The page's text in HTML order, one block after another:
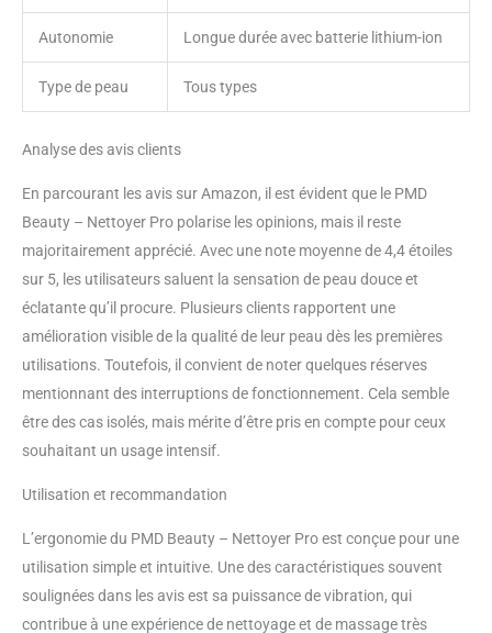
Autonomie Longue durée avec batterie lithium-ion
Type de peau Tous types
Analyse des avis clients
En parcourant les avis sur Amazon, il est évident que le PMD
Beauty – Nettoyer Pro polarise les opinions, mais il reste
majoritairement apprécié. Avec une note moyenne de 4,4 étoiles
sur 5, les utilisateurs saluent la sensation de peau douce et
éclatante qu’il procure. Plusieurs clients rapportent une
amélioration visible de la qualité de leur peau dès les premières
utilisations. Toutefois, il convient de noter quelques réserves
mentionnant des interruptions de fonctionnement. Cela semble
être des cas isolés, mais mérite d’être pris en compte pour ceux
souhaitant un usage intensif.
Utilisation et recommandation
L’ergonomie du PMD Beauty – Nettoyer Pro est conçue pour une
utilisation simple et intuitive. Une des caractéristiques souvent
soulignées dans les avis est sa puissance de vibration, qui
contribue à une expérience de nettoyage et de massage très